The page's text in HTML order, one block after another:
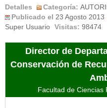
Detalles Categoría:
Publicado el 23 Agosto 2013
Super Usuario Visitas: 98474
Director de
Conservación de
Facultad de Ciencias